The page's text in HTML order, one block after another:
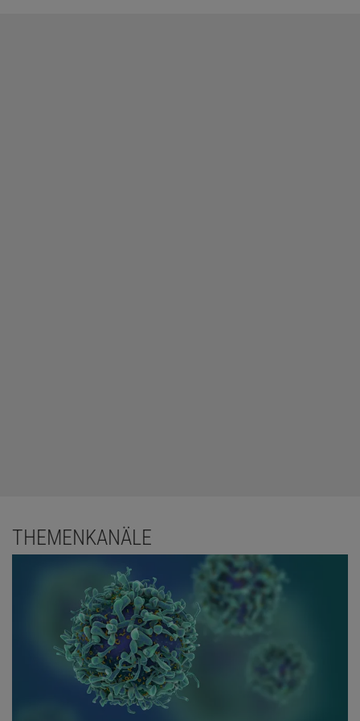
Die von Steinman entwickelte Diabetestherapie basiert nicht auf
Proteinfragmenten, sondern auf zirkulären DNA-Stücken, die das
Proinsulin-Gen tragen und in den Muskel injiziert werden [4]. Das
Proinsulin-Protein wird von den Muskelzellen produziert,
freigesetzt und dann von den APC aufgenommen und den T-Zellen
präsentiert. Laut Steinman erzeugt dies "ein Signal, das nicht
THEMENKANÄLE